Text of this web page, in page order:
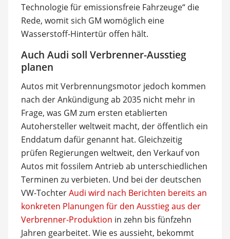
Technologie für emissionsfreie Fahrzeuge“ die
Rede, womit sich GM womöglich eine
Wasserstoff-Hintertür offen hält.
Auch Audi soll Verbrenner-Ausstieg
planen
Autos mit Verbrennungsmotor jedoch kommen
nach der Ankündigung ab 2035 nicht mehr in
Frage, was GM zum ersten etablierten
Autohersteller weltweit macht, der öffentlich ein
Enddatum dafür genannt hat. Gleichzeitig
prüfen Regierungen weltweit, den Verkauf von
Autos mit fossilem Antrieb ab unterschiedlichen
Terminen zu verbieten. Und bei der deutschen
VW-TochterAudi wird nach Berichten bereits an
konkreten Planungen für den Ausstieg aus der
Verbrenner-Produktion in zehn bis fünfzehn
Jahren gearbeitet. Wie es aussieht, bekommt